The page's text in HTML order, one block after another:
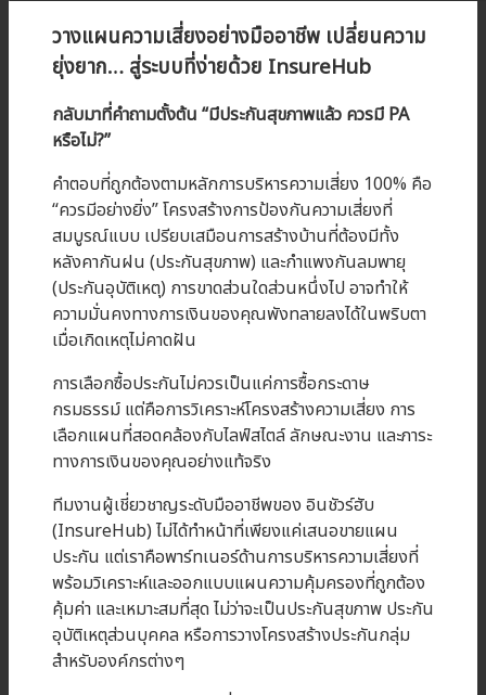
วางแผนความเสี่ยงอย่างมืออาชีพ เปลี่ยนความ
ยุ่งยาก… สู่ระบบที่ง่ายด้วย InsureHub
กลับมาที่คำถามตั้งต้น “มีประกันสุขภาพแล้ว ควรมี PA
หรือไม่?”
คำตอบที่ถูกต้องตามหลักการบริหารความเสี่ยง 100% คือ
“ควรมีอย่างยิ่ง” โครงสร้างการป้องกันความเสี่ยงที่
สมบูรณ์แบบ เปรียบเสมือนการสร้างบ้านที่ต้องมีทั้ง
หลังคากันฝน (ประกันสุขภาพ) และกำแพงกันลมพายุ
(ประกันอุบัติเหตุ) การขาดส่วนใดส่วนหนึ่งไป อาจทำให้
ความมั่นคงทางการเงินของคุณพังทลายลงได้ในพริบตา
เมื่อเกิดเหตุไม่คาดฝัน
การเลือกซื้อประกันไม่ควรเป็นแค่การซื้อกระดาษ
กรมธรรม์ แต่คือการวิเคราะห์โครงสร้างความเสี่ยง การ
เลือกแผนที่สอดคล้องกับไลฟ์สไตล์ ลักษณะงาน และภาระ
ทางการเงินของคุณอย่างแท้จริง
ทีมงานผู้เชี่ยวชาญระดับมืออาชีพของ อินชัวร์ฮับ
(InsureHub) ไม่ได้ทำหน้าที่เพียงแค่เสนอขายแผน
ประกัน แต่เราคือพาร์ทเนอร์ด้านการบริหารความเสี่ยงที่
พร้อมวิเคราะห์และออกแบบแผนความคุ้มครองที่ถูกต้อง
คุ้มค่า และเหมาะสมที่สุด ไม่ว่าจะเป็นประกันสุขภาพ ประกัน
อุบัติเหตุส่วนบุคคล หรือการวางโครงสร้างประกันกลุ่ม
สำหรับองค์กรต่างๆ